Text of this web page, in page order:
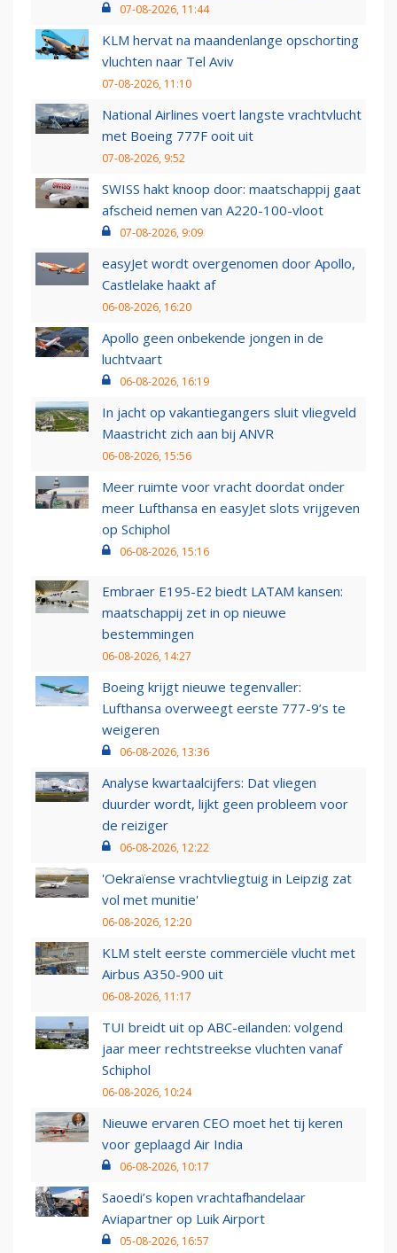
07-08-2026, 11:44
KLM hervat na maandenlange opschorting
vluchten naar Tel Aviv
07-08-2026, 11:10
National Airlines voert langste vrachtvlucht
met Boeing 777F ooit uit
07-08-2026, 9:52
SWISS hakt knoop door: maatschappij gaat
afscheid nemen van A220-100-vloot
07-08-2026, 9:09
easyJet wordt overgenomen door Apollo,
Castlelake haakt af
06-08-2026, 16:20
Apollo geen onbekende jongen in de
luchtvaart
06-08-2026, 16:19
In jacht op vakantiegangers sluit vliegveld
Maastricht zich aan bij ANVR
06-08-2026, 15:56
Meer ruimte voor vracht doordat onder
meer Lufthansa en easyJet slots vrijgeven
op Schiphol
06-08-2026, 15:16
Embraer E195-E2 biedt LATAM kansen:
maatschappij zet in op nieuwe
bestemmingen
06-08-2026, 14:27
Boeing krijgt nieuwe tegenvaller:
Lufthansa overweegt eerste 777-9’s te
weigeren
06-08-2026, 13:36
Analyse kwartaalcijfers: Dat vliegen
duurder wordt, lijkt geen probleem voor
de reiziger
06-08-2026, 12:22
'Oekraïense vrachtvliegtuig in Leipzig zat
vol met munitie'
06-08-2026, 12:20
KLM stelt eerste commerciële vlucht met
Airbus A350-900 uit
06-08-2026, 11:17
TUI breidt uit op ABC-eilanden: volgend
jaar meer rechtstreekse vluchten vanaf
Schiphol
06-08-2026, 10:24
Nieuwe ervaren CEO moet het tij keren
voor geplaagd Air India
06-08-2026, 10:17
Saoedi’s kopen vrachtafhandelaar
Aviapartner op Luik Airport
05-08-2026, 16:57